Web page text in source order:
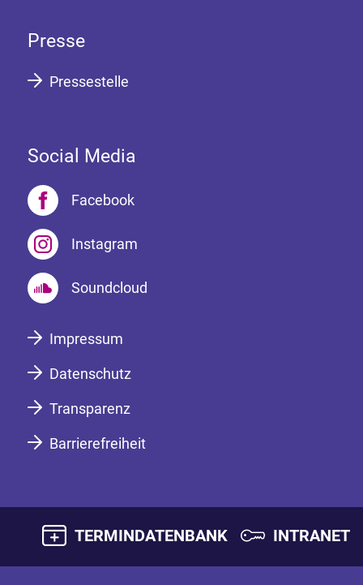
Presse
Pressestelle
Social Media
Facebook
Instagram
Soundcloud
Impressum
Datenschutz
Transparenz
Barrierefreiheit
TERMINDATENBANK INTRANET